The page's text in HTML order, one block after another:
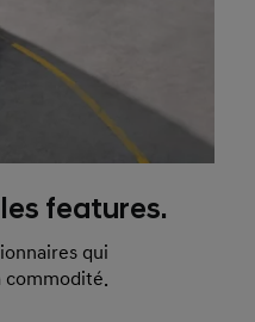
features.
qui
commodité.